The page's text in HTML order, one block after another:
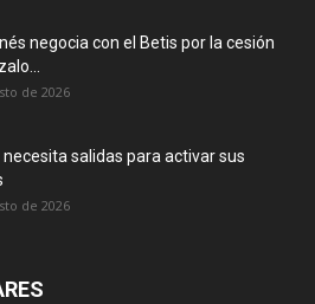
negocia con el Betis por la cesión
de 2026
necesita salidas para activar sus
de 2026